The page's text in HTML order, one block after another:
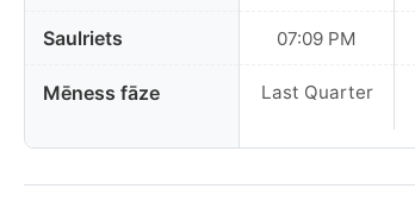
Saulriets
Mēness fāze
07:09 PM
Last Quarter